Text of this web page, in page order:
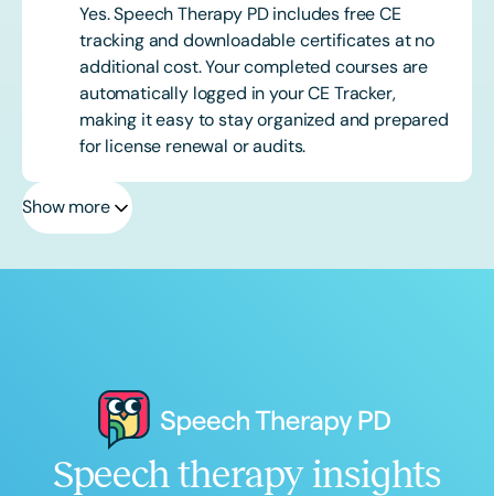
Yes. Speech Therapy PD includes free CE
tracking and downloadable certificates at no
additional cost. Your completed courses are
automatically logged in your CE Tracker,
making it easy to stay organized and prepared
for license renewal or audits.
Show more
Speech therapy insights